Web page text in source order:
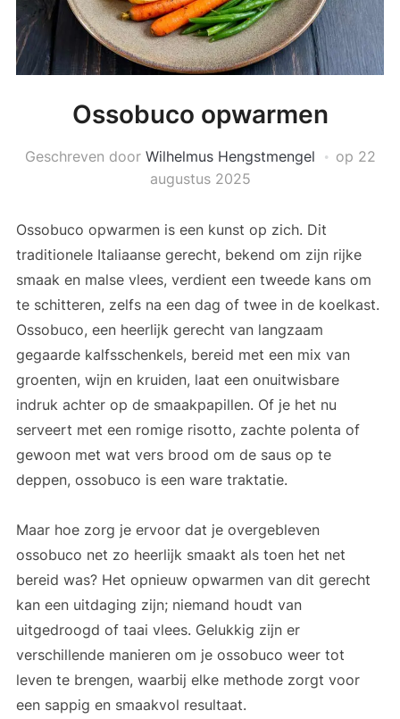
Ossobuco opwarmen
Geschreven door Wilhelmus Hengstmengel op 22
augustus 2025
Ossobuco opwarmen is een kunst op zich. Dit
traditionele Italiaanse gerecht, bekend om zijn rijke
smaak en malse vlees, verdient een tweede kans om
te schitteren, zelfs na een dag of twee in de koelkast.
Ossobuco, een heerlijk gerecht van langzaam
gegaarde kalfsschenkels, bereid met een mix van
groenten, wijn en kruiden, laat een onuitwisbare
indruk achter op de smaakpapillen. Of je het nu
serveert met een romige risotto, zachte polenta of
gewoon met wat vers brood om de saus op te
deppen, ossobuco is een ware traktatie.
Maar hoe zorg je ervoor dat je overgebleven
ossobuco net zo heerlijk smaakt als toen het net
bereid was? Het opnieuw opwarmen van dit gerecht
kan een uitdaging zijn; niemand houdt van
uitgedroogd of taai vlees. Gelukkig zijn er
verschillende manieren om je ossobuco weer tot
leven te brengen, waarbij elke methode zorgt voor
een sappig en smaakvol resultaat.